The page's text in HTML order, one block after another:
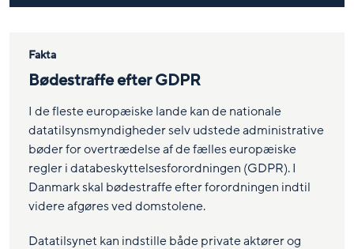
Fakta
Bødestraffe efter GDPR
I de fleste europæiske lande kan de nationale
datatilsynsmyndigheder selv udstede administrative
bøder for overtrædelse af de fælles europæiske
regler i databeskyttelsesforordningen (GDPR). I
Danmark skal bødestraffe efter forordningen indtil
videre afgøres ved domstolene.
Datatilsynet kan indstille både private aktører og